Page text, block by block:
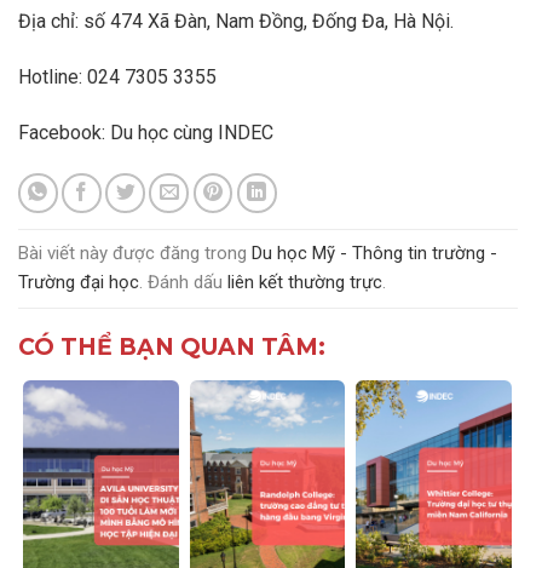
Địa chỉ: số 474 Xã Đàn, Nam Đồng, Đống Đa, Hà Nội.
Hotline: 024 7305 3355
Facebook: Du học cùng INDEC
Bài viết này được đăng trong Du học Mỹ - Thông tin trường -
Trường đại học. Đánh dấu liên kết thường trực.
CÓ THỂ BẠN QUAN TÂM: